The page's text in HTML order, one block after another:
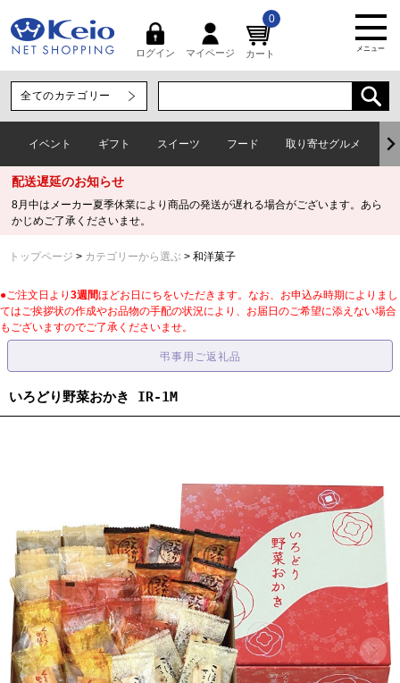
ログイン マイページ カート
0
メニュー
イベント ギフト スイーツ フード 取り寄せグルメ
配送遅延のお知らせ
8月中はメーカー夏季休業により商品の発送が遅れる場合がございます。あら
かじめご了承くださいませ。
トップページ カテゴリーから選ぶ 和洋菓子
●ご注文日より 3週間ほどお日にちをいただきます。なお、お申込み時期によりまし
てはご挨拶状の作成やお品物の手配の状況により、お届日のご希望に添えない場合
もございますのでご了承くださいませ。
いろどり野菜おかき IR-1M